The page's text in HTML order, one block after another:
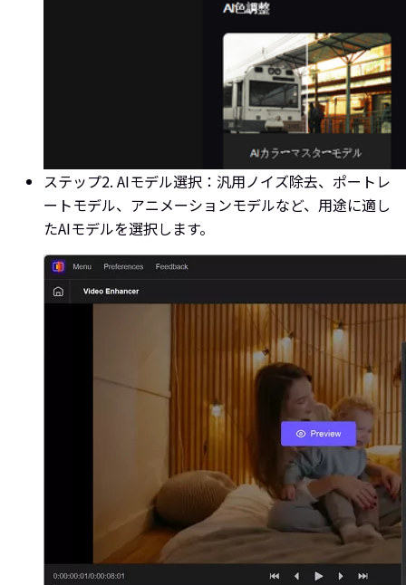
ステップ2. AIモデル選択： 汎用ノイズ除去、ポートレ
ートモデル、アニメーションモデルなど、用途に適し
たAIモデルを選択します。